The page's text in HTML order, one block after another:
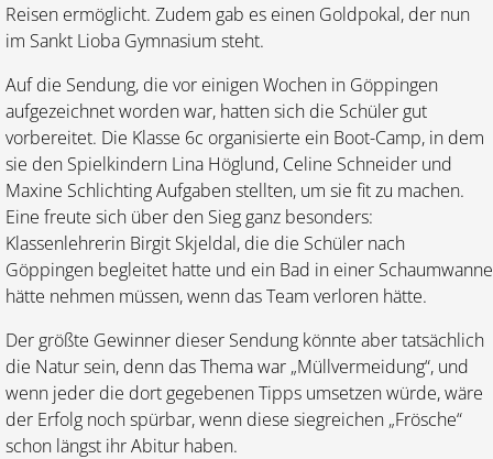
Reisen ermöglicht. Zudem gab es einen Goldpokal, der nun
im Sankt Lioba Gymnasium steht.
Auf die Sendung, die vor einigen Wochen in Göppingen
aufgezeichnet worden war, hatten sich die Schüler gut
vorbereitet. Die Klasse 6c organisierte ein Boot-Camp, in dem
sie den Spielkindern Lina Höglund, Celine Schneider und
Maxine Schlichting Aufgaben stellten, um sie fit zu machen.
Eine freute sich über den Sieg ganz besonders:
Klassenlehrerin Birgit Skjeldal, die die Schüler nach
Göppingen begleitet hatte und ein Bad in einer Schaumwanne
hätte nehmen müssen, wenn das Team verloren hätte.
Der größte Gewinner dieser Sendung könnte aber tatsächlich
die Natur sein, denn das Thema war „Müllvermeidung“, und
wenn jeder die dort gegebenen Tipps umsetzen würde, wäre
der Erfolg noch spürbar, wenn diese siegreichen „Frösche“
schon längst ihr Abitur haben.